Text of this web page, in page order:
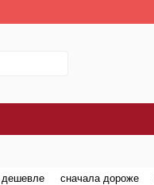
Україна!
дешевле сначала дороже